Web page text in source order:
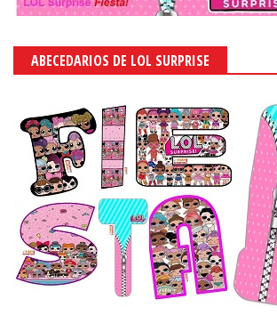
ABECEDARIOS DE LOL SURPRISE